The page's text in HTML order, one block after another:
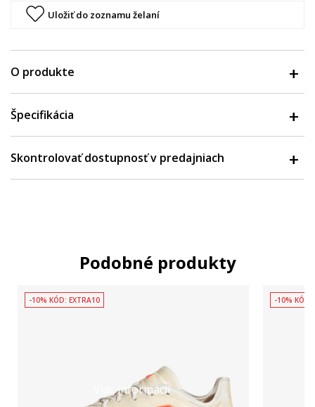
Uložiť do zoznamu želaní
O produkte
Špecifikácia
Skontrolovať dostupnosť v predajniach
Podobné produkty
Viac informácií
-10% KÓD: EXTRA10 -10% KÓD: